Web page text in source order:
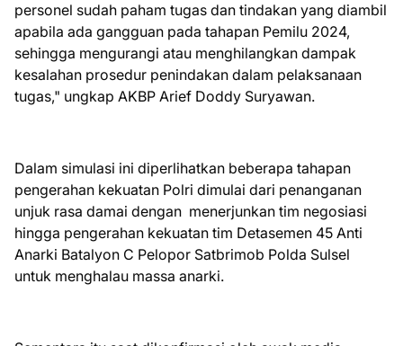
personel sudah paham tugas dan tindakan yang diambil
apabila ada gangguan pada tahapan Pemilu 2024,
sehingga mengurangi atau menghilangkan dampak
kesalahan prosedur penindakan dalam pelaksanaan
tugas," ungkap AKBP Arief Doddy Suryawan.
Dalam simulasi ini diperlihatkan beberapa tahapan
pengerahan kekuatan Polri dimulai dari penanganan
unjuk rasa damai dengan menerjunkan tim negosiasi
hingga pengerahan kekuatan tim Detasemen 45 Anti
Anarki Batalyon C Pelopor Satbrimob Polda Sulsel
untuk menghalau massa anarki.